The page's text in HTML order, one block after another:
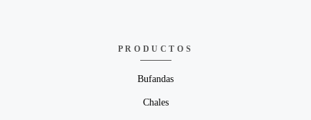
PRODUCTOS
Bufandas
Chales